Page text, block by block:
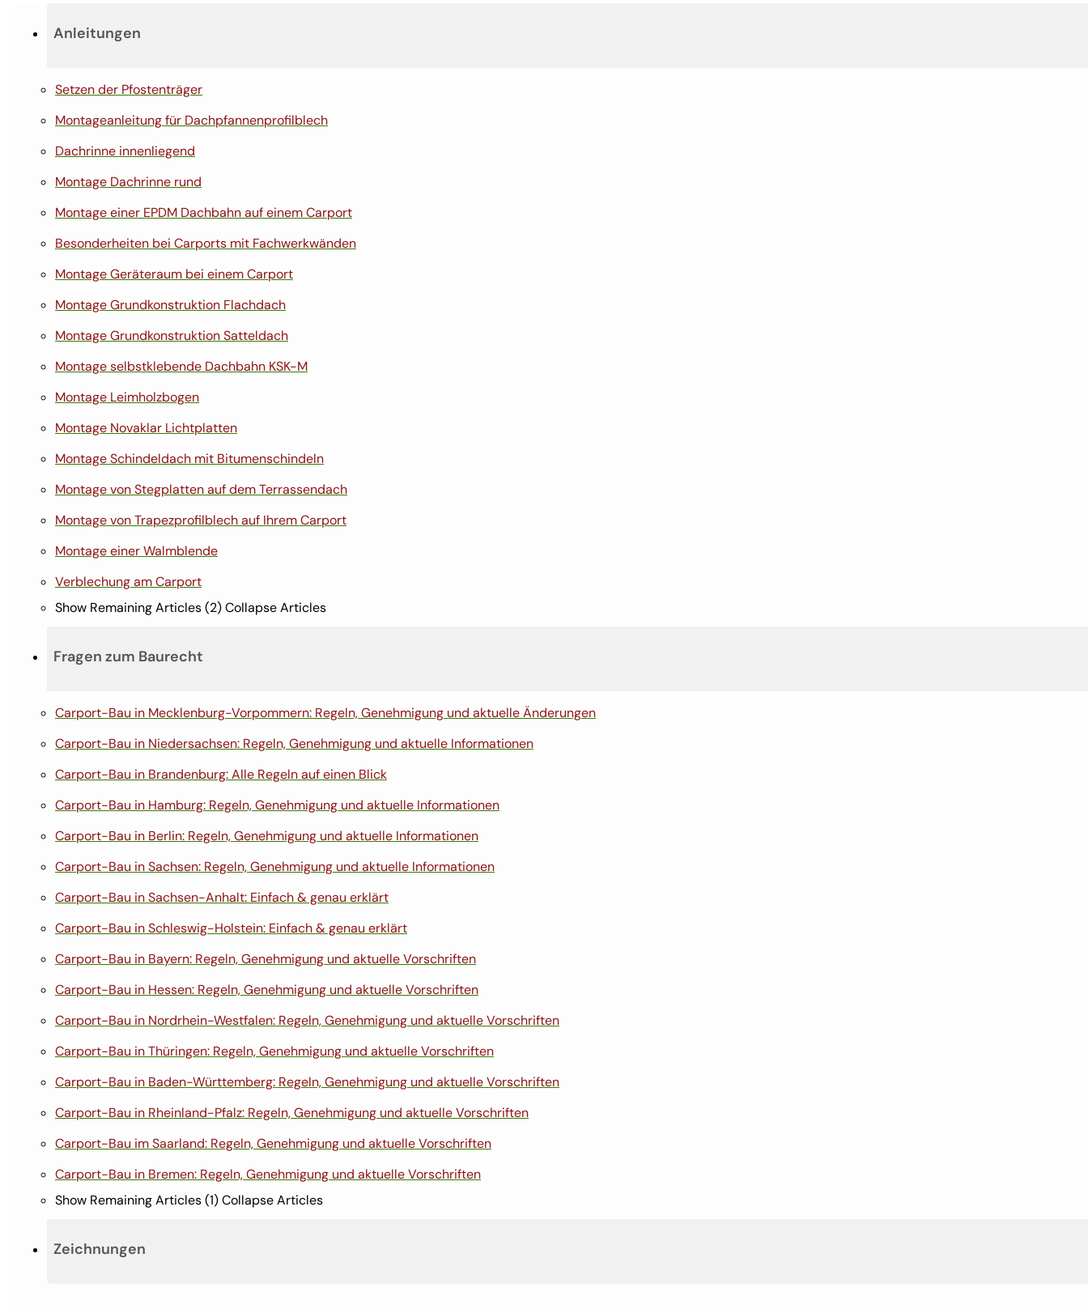
Anleitungen
Setzen der Pfostenträger
Montageanleitung für Dachpfannenprofilblech
Dachrinne innenliegend
Montage Dachrinne rund
Montage einer EPDM Dachbahn auf einem Carport
Besonderheiten bei Carports mit Fachwerkwänden
Montage Geräteraum bei einem Carport
Montage Grundkonstruktion Flachdach
Montage Grundkonstruktion Satteldach
Montage selbstklebende Dachbahn KSK-M
Montage Leimholzbogen
Montage Novaklar Lichtplatten
Montage Schindeldach mit Bitumenschindeln
Montage von Stegplatten auf dem Terrassendach
Montage von Trapezprofilblech auf Ihrem Carport
Montage einer Walmblende
Verblechung am Carport
Show Remaining Articles (2)Collapse Articles
Fragen zum Baurecht
Carport-Bau in Mecklenburg-Vorpommern: Regeln, Genehmigung und aktuelle Änderungen
Carport-Bau in Niedersachsen: Regeln, Genehmigung und aktuelle Informationen
Carport-Bau in Brandenburg: Alle Regeln auf einen Blick
Carport-Bau in Hamburg: Regeln, Genehmigung und aktuelle Informationen
Carport-Bau in Berlin: Regeln, Genehmigung und aktuelle Informationen
Carport-Bau in Sachsen: Regeln, Genehmigung und aktuelle Informationen
Carport-Bau in Sachsen-Anhalt: Einfach & genau erklärt
Carport-Bau in Schleswig-Holstein: Einfach & genau erklärt
Carport-Bau in Bayern: Regeln, Genehmigung und aktuelle Vorschriften
Carport-Bau in Hessen: Regeln, Genehmigung und aktuelle Vorschriften
Carport-Bau in Nordrhein-Westfalen: Regeln, Genehmigung und aktuelle Vorschriften
Carport-Bau in Thüringen: Regeln, Genehmigung und aktuelle Vorschriften
Carport-Bau in Baden-Württemberg: Regeln, Genehmigung und aktuelle Vorschriften
Carport-Bau in Rheinland-Pfalz: Regeln, Genehmigung und aktuelle Vorschriften
Carport-Bau im Saarland: Regeln, Genehmigung und aktuelle Vorschriften
Carport-Bau in Bremen: Regeln, Genehmigung und aktuelle Vorschriften
Show Remaining Articles (1)Collapse Articles
Zeichnungen